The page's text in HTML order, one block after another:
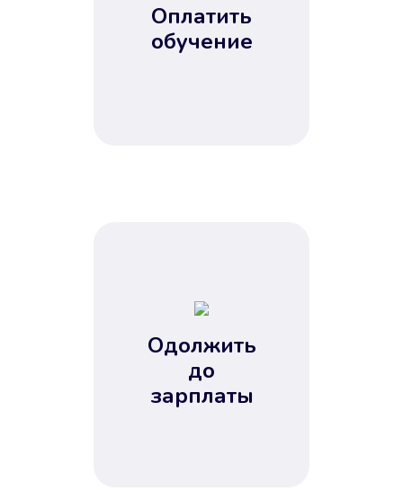
Оплатить
обучение
Одолжить
до
зарплаты